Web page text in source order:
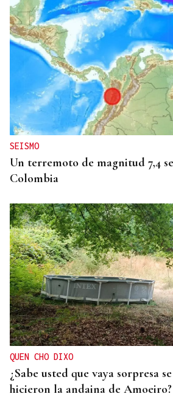
HELICOPTERO MEDICALIZADO
Un motorista en estado grave
Velle
SEISMO
Un terremoto de magnitud 7,4
Colombia
QUEN CHO DIXO
¿Sabe usted que vaya sorpresa
hicieron la andaina de Amoeiro?